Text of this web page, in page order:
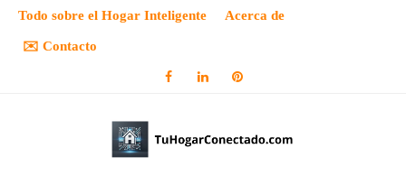
Todo sobre el Hogar Inteligente Acerca de
✉️ Contacto